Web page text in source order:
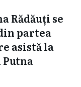
Rădăuți se
partea
asistă la